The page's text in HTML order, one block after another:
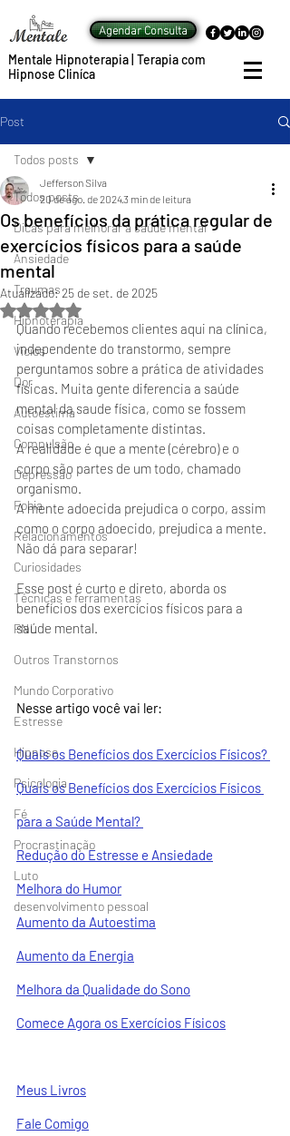
Agendar Consulta
Mentale Hipnoterapia | Terapia com
Hipnose Cliníca
Post
Todos posts
Dicas para melhorar a saúde mental
Ansiedade
Traumas
Hipnoterapia
Vícios
Dor
Autoestima
Compulsão
Depressão
Fobia
Relacionamentos
Curiosidades
Técnicas e ferramentas
PNL
Outros Transtornos
Mundo Corporativo
Estresse
Hipnose
Psicologia
Fé
Procrastinação
Luto
desenvolvimento pessoal
Todos posts
Os benefícios da prática regular de
exercícios físicos para a saúde
mental
Jefferson Silva
20 de ago. de 20243 min de leitura
Atualizado:25 de set. de 2025
Avaliado com NaN de 5 estrelas.
Quando recebemos clientes aqui na clínica,
independente do transtormo, sempre
perguntamos sobre a prática de atividades
físicas. Muita gente diferencia a saúde
mental da saude física, como se fossem
coisas completamente distintas.
A realidade é que a mente (cérebro) e o
corpo são partes de um todo, chamado
organismo.
A mente adoecida prejudica o corpo, assim
como o corpo adoecido, prejudica a mente.
Não dá para separar!
Esse post é curto e direto, aborda os
benefícios dos exercícios físicos para a
saúde mental.
Nesse artigo você vai ler:
Quais os Benefícios dos Exercícios Físicos?
Quais os Benefícios dos Exercícios Físicos
para a Saúde Mental?
Redução do Estresse e Ansiedade
Melhora do Humor
Aumento da Autoestima
Aumento da Energia
Melhora da Qualidade do Sono
Comece Agora os Exercícios Físicos
Meus Livros
Fale Comigo